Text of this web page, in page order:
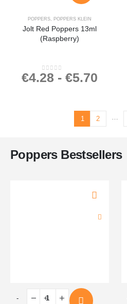
POPPERS, POPPERS KLEIN
Jolt Red Poppers 13ml
(Raspberry)
0out of 5
€4.28 - €5.70
1 2
Poppers Bestsellers
- +